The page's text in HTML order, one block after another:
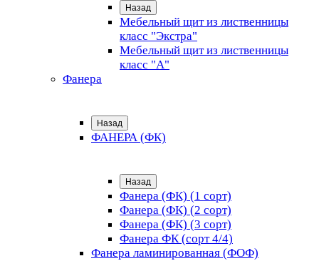
Назад
Мебельный щит из лиственницы
класс "Экстра"
Мебельный щит из лиственницы
класс "А"
Фанера
Назад
ФАНЕРА (ФК)
Назад
Фанера (ФК) (1 сорт)
Фанера (ФК) (2 сорт)
Фанера (ФК) (3 сорт)
Фанера ФК (сорт 4/4)
Фанера ламинированная (ФОФ)